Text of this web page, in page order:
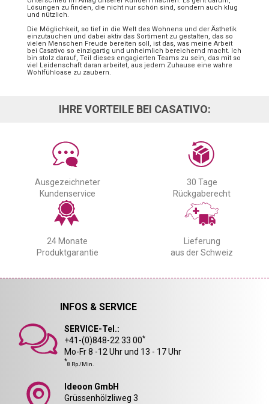
Lösungen zu finden, die nicht nur schön sind, sondern auch klug
und nützlich.
Die Möglichkeit, so tief in die Welt des Wohnens und der Ästhetik
einzutauchen und dabei aktiv das Sortiment zu gestalten, das so
vielen Menschen Freude bereiten soll, ist das, was meine Arbeit
bei Casativo so einzigartig und unheimlich bereichernd macht. Ich
bin stolz darauf, Teil dieses engagierten Teams zu sein, das mit so
viel Leidenschaft daran arbeitet, aus jedem Zuhause eine wahre
Wohlfühloase zu zaubern.
IHRE VORTEILE BEI CASATIVO:
Ausgezeichneter
Kundenservice
30 Tage
Rückgaberecht
24 Monate
Produktgarantie
Lieferung
aus der Schweiz
INFOS & SERVICE
SERVICE-Tel.:
+41-(0)848-22 33 00*
Mo-Fr 8 -12 Uhr und 13 - 17 Uhr
*8 Rp./Min.
Ideoon GmbH
Grüssenhölzliweg 3